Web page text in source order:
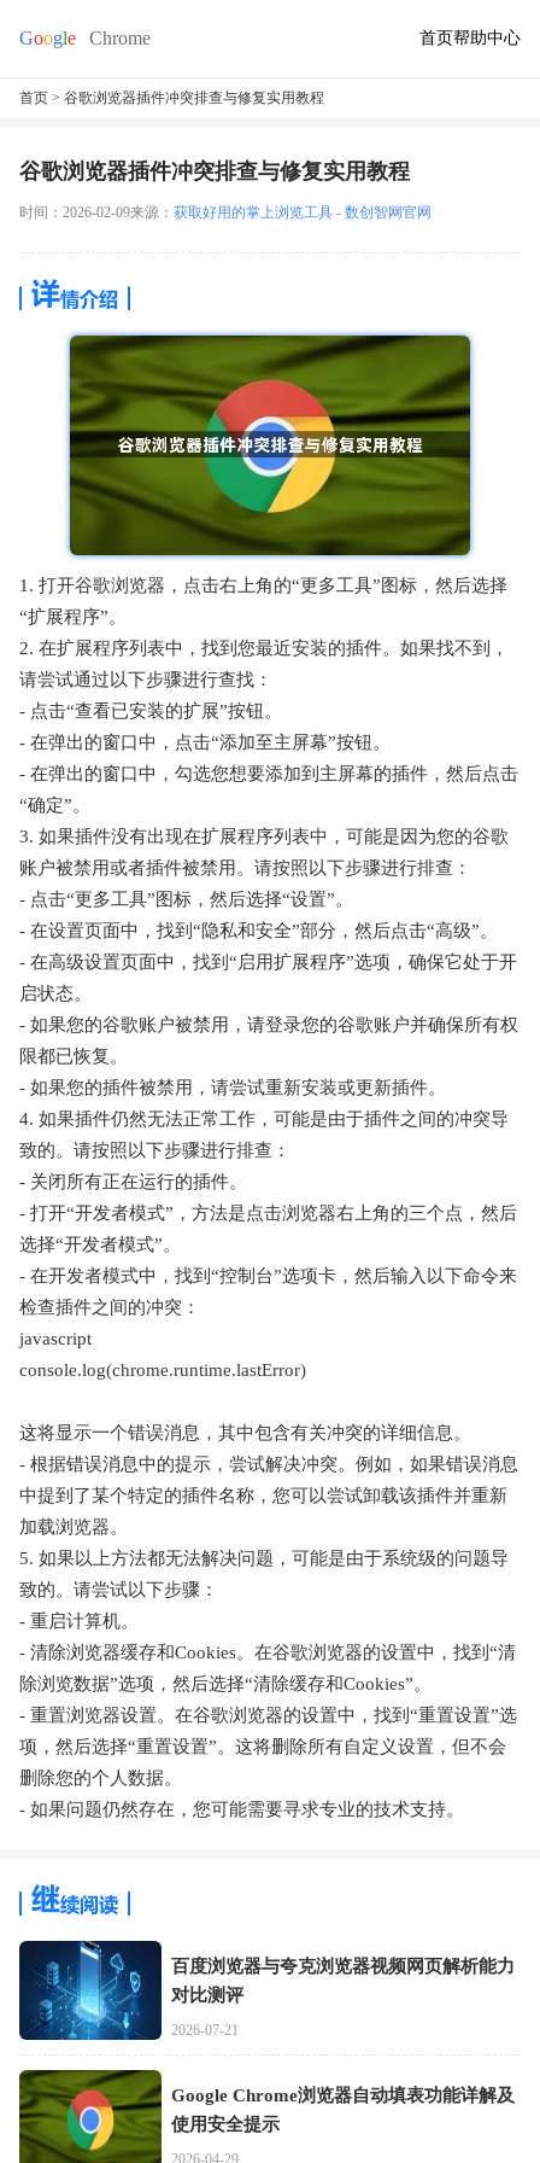
首页帮助中心
首页 > 谷歌浏览器插件冲突排查与修复实用教程
谷歌浏览器插件冲突排查与修复实用教程
时间：2026-02-09来源： 获取好用的掌上浏览工具 - 数创智网官网
1. 打开谷歌浏览器，点击右上角的“更多工具”图标，然后选择
“扩展程序”。
2. 在扩展程序列表中，找到您最近安装的插件。如果找不到，
请尝试通过以下步骤进行查找：
- 点击“查看已安装的扩展”按钮。
- 在弹出的窗口中，点击“添加至主屏幕”按钮。
- 在弹出的窗口中，勾选您想要添加到主屏幕的插件，然后点击
“确定”。
3. 如果插件没有出现在扩展程序列表中，可能是因为您的谷歌
账户被禁用或者插件被禁用。请按照以下步骤进行排查：
- 点击“更多工具”图标，然后选择“设置”。
- 在设置页面中，找到“隐私和安全”部分，然后点击“高级”。
- 在高级设置页面中，找到“启用扩展程序”选项，确保它处于开
启状态。
- 如果您的谷歌账户被禁用，请登录您的谷歌账户并确保所有权
限都已恢复。
- 如果您的插件被禁用，请尝试重新安装或更新插件。
4. 如果插件仍然无法正常工作，可能是由于插件之间的冲突导
致的。请按照以下步骤进行排查：
- 关闭所有正在运行的插件。
- 打开“开发者模式”，方法是点击浏览器右上角的三个点，然后
选择“开发者模式”。
- 在开发者模式中，找到“控制台”选项卡，然后输入以下命令来
检查插件之间的冲突：
javascript
console.log(chrome.runtime.lastError)
这将显示一个错误消息，其中包含有关冲突的详细信息。
- 根据错误消息中的提示，尝试解决冲突。例如，如果错误消息
中提到了某个特定的插件名称，您可以尝试卸载该插件并重新
加载浏览器。
5. 如果以上方法都无法解决问题，可能是由于系统级的问题导
致的。请尝试以下步骤：
- 重启计算机。
- 清除浏览器缓存和Cookies。在谷歌浏览器的设置中，找到“清
除浏览数据”选项，然后选择“清除缓存和Cookies”。
- 重置浏览器设置。在谷歌浏览器的设置中，找到“重置设置”选
项，然后选择“重置设置”。这将删除所有自定义设置，但不会
删除您的个人数据。
- 如果问题仍然存在，您可能需要寻求专业的技术支持。
百度浏览器与夸克浏览器视频网页解析能力
对比测评
2026-07-21
Google Chrome浏览器自动填表功能详解及
使用安全提示
2026-04-29